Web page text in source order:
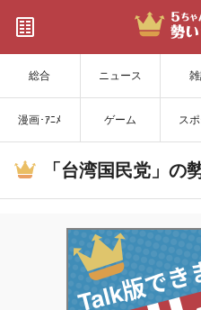
総合 ニュース
漫画･ｱﾆﾒ ゲーム ス
サ
「台湾国民党」の